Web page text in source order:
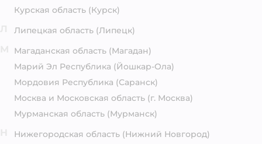
Курская область (Курск)
Липецкая область (Липецк)
Магаданская область (Магадан)
Марий Эл Республика (Йошкар-Ола)
Мордовия Республика (Саранск)
Москва и Московская область (г. Москва)
Мурманская область (Мурманск)
Нижегородская область (Нижний Новгород)